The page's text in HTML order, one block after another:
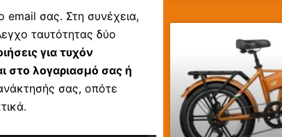
email σας. Στη συνέχεια,
ταυτότητας δύο
για τυχόν
στο λογαριασμό σας ή
σας, οπότε